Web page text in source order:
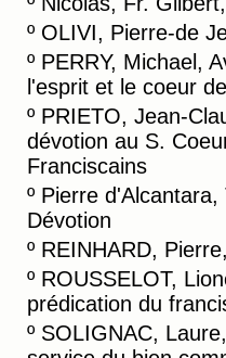
º OLIVI, Pierre-de
º PERRY, Michael,
l'esprit et le coeur
º PRIETO, Jean-
dévotion au S.
Franciscains
º Pierre
Dévotion
º REINHARD,
º ROUSSELOT,
prédication du
º SOLIGNAC,